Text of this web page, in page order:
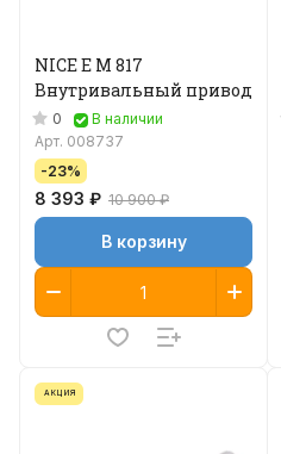
NICE E M 817
Внутривальный привод
0
В наличии
Арт. 008737
-23%
8 393 ₽ 10 900 ₽
В корзину
АКЦИЯ